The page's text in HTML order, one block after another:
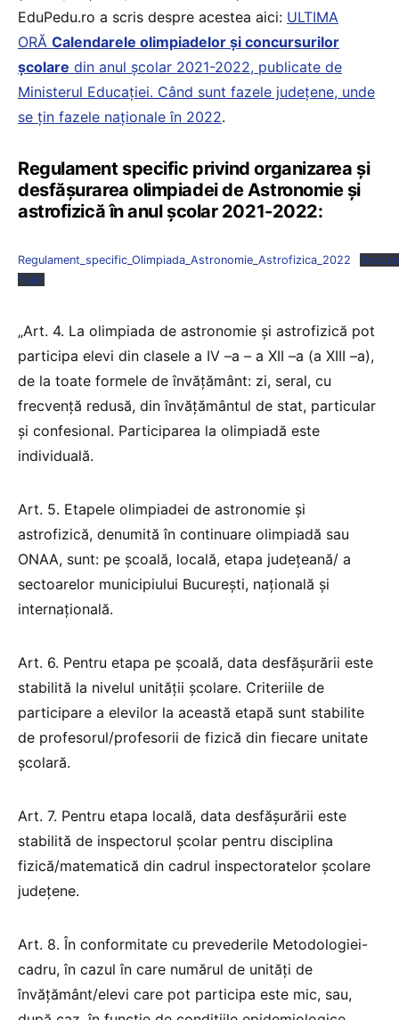
EduPedu.ro a scris despre acestea aici: ULTIMA
ORĂ Calendarele olimpiadelor și concursurilor
școlare din anul școlar 2021-2022, publicate de
Ministerul Educației. Când sunt fazele județene, unde
se țin fazele naționale în 2022.
Regulament specific privind organizarea și
desfășurarea olimpiadei de Astronomie și
astrofizică în anul școlar 2021-2022:
Regulament_specific_Olimpiada_Astronomie_Astrofizica_2022
fișier
„Art. 4. La olimpiada de astronomie şi astrofizică pot
participa elevi din clasele a IV –a – a XII –a (a XIII –a),
de la toate formele de învăţământ: zi, seral, cu
frecvență redusă, din învățământul de stat, particular
și confesional. Participarea la olimpiadă este
individuală.
Art. 5. Etapele olimpiadei de astronomie şi
astrofizică, denumită în continuare olimpiadă sau
ONAA, sunt: pe şcoală, locală, etapa județeană/ a
sectoarelor municipiului București, naţională şi
internaţională.
Art. 6. Pentru etapa pe şcoală, data desfășurării este
stabilită la nivelul unității școlare. Criteriile de
participare a elevilor la această etapă sunt stabilite
de profesorul/profesorii de fizică din fiecare unitate
școlară.
Art. 7. Pentru etapa locală, data desfășurării este
stabilită de inspectorul școlar pentru disciplina
fizică/matematică din cadrul inspectoratelor școlare
județene.
Art. 8. În conformitate cu prevederile Metodologiei-
cadru, în cazul în care numărul de unități de
învățământ/elevi care pot participa este mic, sau,